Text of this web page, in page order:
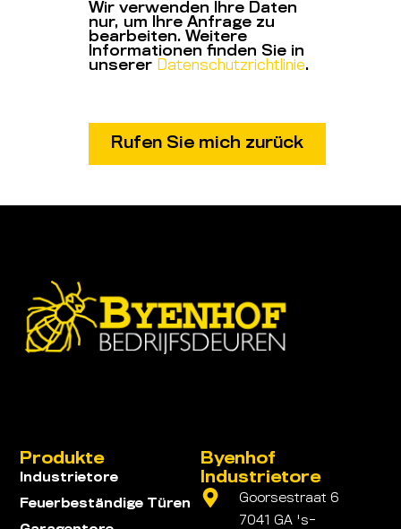
Wir verwenden Ihre Daten
nur, um Ihre Anfrage zu
bearbeiten. Weitere
Informationen finden Sie in
unserer Datenschutzrichtlinie.
Byenhof
Industrietore
Goorsestraat 6
7041 GA 's-
Produkte
Industrietore
Feuerbeständige Türen